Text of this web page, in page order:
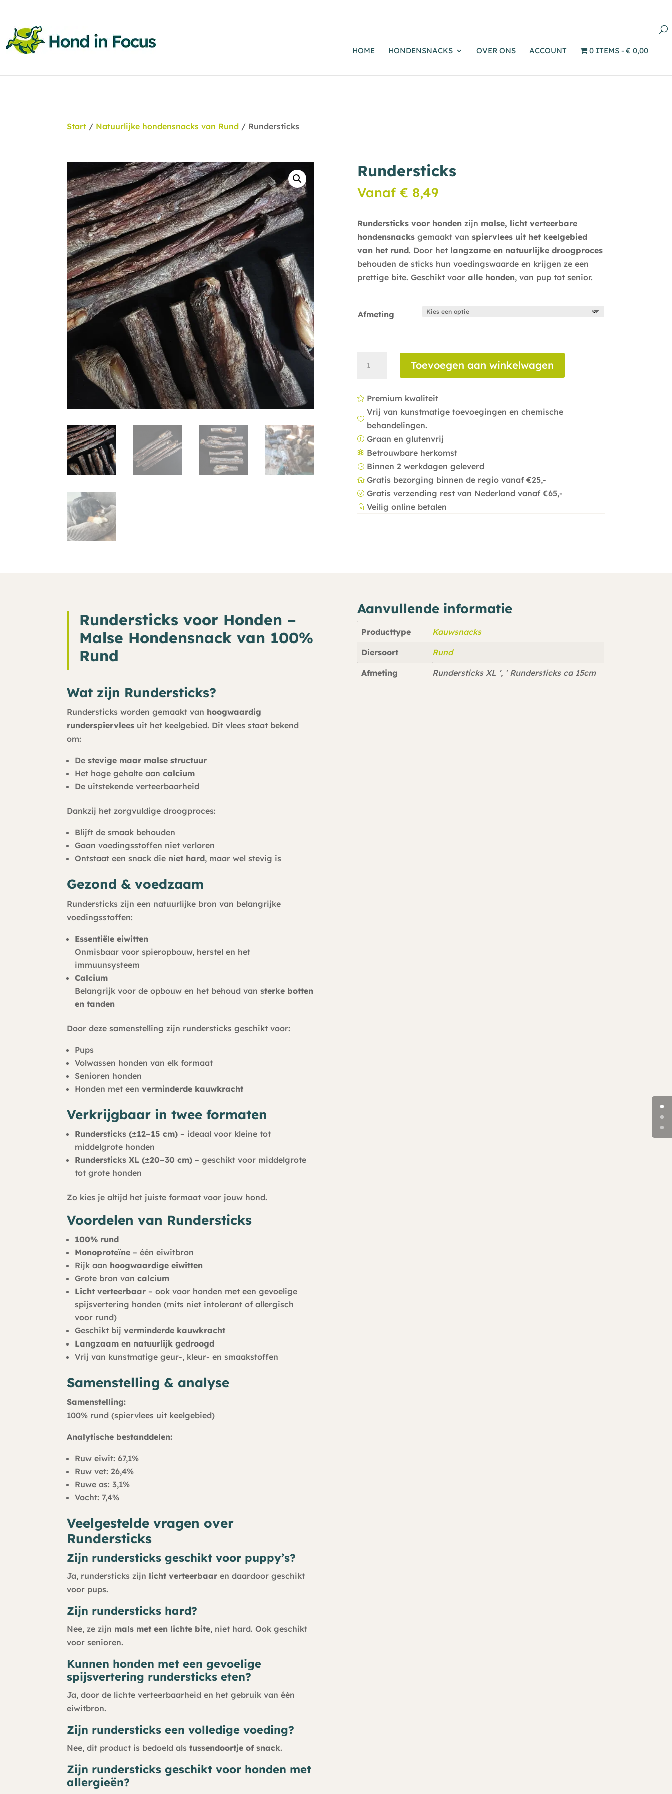
HOME HONDENSNACKS OVER ONS ACCOUNT 0 ITEMS € 0,00
Start / Natuurlijke hondensnacks van Rund / Rundersticks
Rundersticks
Vanaf € 8,49
Rundersticks voor hondenzijn malse, licht verteerbare
hondensnacksgemaakt van spiervlees uit het keelgebied
van het rund. Door het langzame en natuurlijke droogproces
behouden de sticks hun voedingswaarde en krijgen ze een
prettige bite. Geschikt voor alle honden, van pup tot senior.
Afmeting
aantal
Toevoegen aan winkelwagen
 Premium kwaliteit

Vrij van kunstmatige toevoegingen en chemische
behandelingen.
r Graan en glutenvrij
 Betrouwbare herkomst
} Binnen 2 werkdagen geleverd
 Gratis bezorging binnen de regio vanaf €25,-
R Gratis verzending rest van Nederland vanaf €65,-
~ Veilig online betalen
Rundersticks voor Honden –
Malse Hondensnack van 100%
Rund
Wat zijn Rundersticks?
Rundersticks worden gemaakt van hoogwaardig
runderspiervlees uit het keelgebied. Dit vlees staat bekend
om:
Destevige maar malse structuur
Het hoge gehalte aancalcium
De uitstekende verteerbaarheid
Dankzij het zorgvuldige droogproces:
Blijft de smaak behouden
Gaan voedingsstoffen niet verloren
Ontstaat een snack die niet hard, maar wel stevig is
Gezond & voedzaam
Rundersticks zijn een natuurlijke bron van belangrijke
voedingsstoffen:
Essentiële eiwitten
Onmisbaar voor spieropbouw, herstel en het
immuunsysteem
Calcium
Belangrijk voor de opbouw en het behoud vansterke botten
en tanden
Door deze samenstelling zijn rundersticks geschikt voor:
Pups
Volwassen honden van elk formaat
Senioren honden
Honden met eenverminderde kauwkracht
Verkrijgbaar in twee formaten
Rundersticks (±12–15 cm) – ideaal voor kleine tot
middelgrote honden
Rundersticks XL (±20–30 cm) – geschikt voor middelgrote
tot grote honden
Zo kies je altijd het juiste formaat voor jouw hond.
Voordelen van Rundersticks
100% rund
Monoproteïne – één eiwitbron
Rijk aan hoogwaardige eiwitten
Grote bron vancalcium
Licht verteerbaar – ook voor honden met een gevoelige
spijsvertering honden (mits niet intolerant of allergisch
voor rund)
Geschikt bijverminderde kauwkracht
Langzaam en natuurlijk gedroogd
Vrij van kunstmatige geur-, kleur- en smaakstoffen
Samenstelling & analyse
Samenstelling:
100% rund (spiervlees uit keelgebied)
Analytische bestanddelen:
Ruw eiwit: 67,1%
Ruw vet: 26,4%
Ruwe as: 3,1%
Vocht: 7,4%
Veelgestelde vragen over
Rundersticks
Zijn rundersticks geschikt voor puppy’s?
Ja, rundersticks zijn licht verteerbaar en daardoor geschikt
voor pups.
Zijn rundersticks hard?
Nee, ze zijn mals met een lichte bite, niet hard. Ook geschikt
voor senioren.
Kunnen honden met een gevoelige
spijsvertering rundersticks eten?
Ja, door de lichte verteerbaarheid en het gebruik van één
eiwitbron.
Zijn rundersticks een volledige voeding?
Nee, dit product is bedoeld alstussendoortje of snack.
Zijn rundersticks geschikt voor honden met
allergieën?
Aanvullende informatie
Producttype Kauwsnacks
Diersoort Rund
Afmeting Rundersticks XL ', ' Rundersticks ca 15cm